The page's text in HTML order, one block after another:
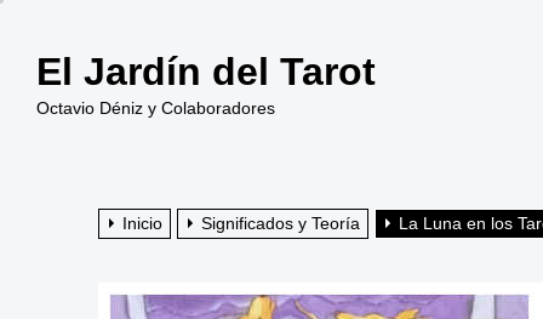
contenidoEl Jardín del Tarot
Octavio Déniz y Colaboradores
Inicio Significados y Teoría La Luna en los